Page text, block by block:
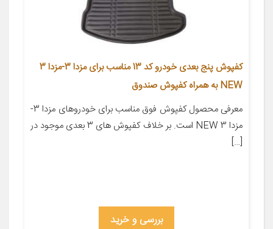
کفپوش پنج بعدی خودرو کد 13 مناسب برای مزدا 3-مزدا 3
NEW به همراه کفپوش صندوق
معرفی محصول کفپوش فوق مناسب برای خودروهای مزدا 3-
مزدا 3 NEW است. بر خلاف کفپوش های 3 بعدی موجود در
[…]
بررسی و خرید